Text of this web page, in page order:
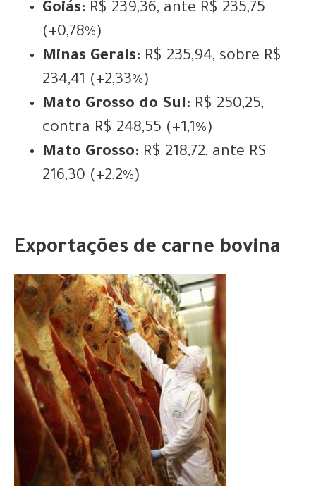
Goiás: R$ 239,36, ante R$ 235,75
(+0,78%)
Minas Gerais: R$ 235,94, sobre R$
234,41 (+2,33%)
Mato Grosso do Sul: R$ 250,25,
contra R$ 248,55 (+1,1%)
Mato Grosso: R$ 218,72, ante R$
216,30 (+2,2%)
Exportações de carne bovina